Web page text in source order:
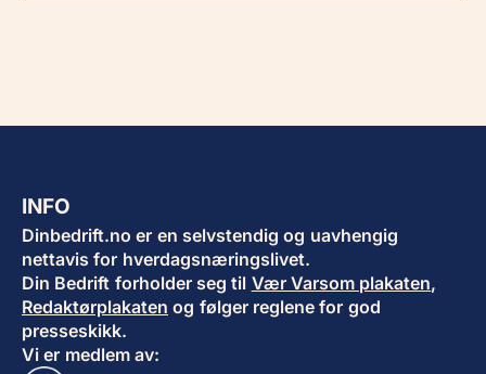
INFO
Dinbedrift.no er en selvstendig og uavhengig
nettavis for hverdagsnæringslivet.
Din Bedrift forholder seg til Vær Varsom plakaten,
Redaktørplakaten og følger reglene for god
presseskikk.
Vi er medlem av: